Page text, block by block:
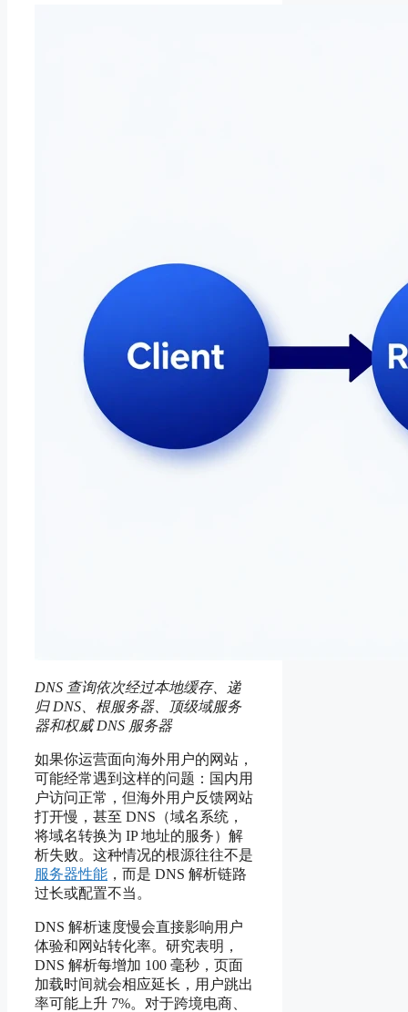
DNS 查询依次经过本地缓存、递
归 DNS、根服务器、顶级域服务
器和权威 DNS 服务器
如果你运营面向海外用户的网站，
可能经常遇到这样的问题：国内用
户访问正常，但海外用户反馈网站
打开慢，甚至 DNS（域名系统，
将域名转换为 IP 地址的服务）解
析失败。这种情况的根源往往不是
服务器性能 ，而是 DNS 解析链路
过长或配置不当。
DNS 解析速度慢会直接影响用户
体验和网站转化率。研究表明，
DNS 解析每增加 100 毫秒，页面
加载时间就会相应延长，用户跳出
率可能上升 7%。对于跨境电商、